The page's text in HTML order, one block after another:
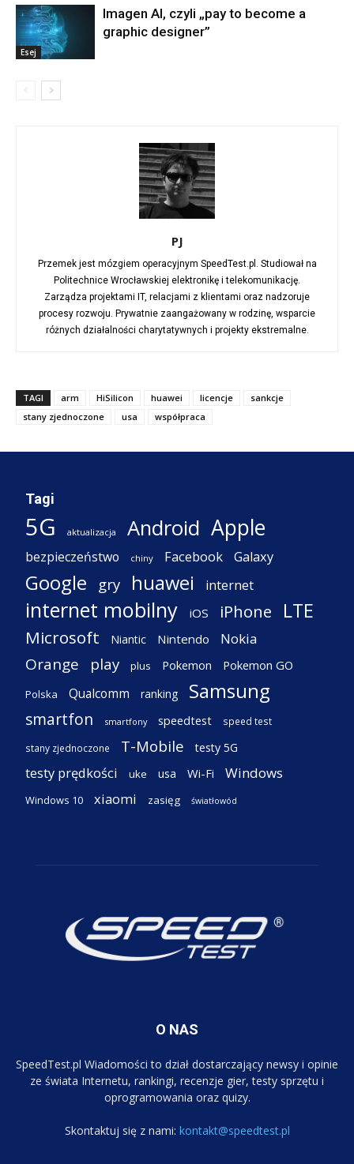
Esej
Imagen AI, czyli „pay to become a
graphic designer”
PJ
Przemek jest mózgiem operacyjnym SpeedTest.pl. Studiował na
Politechnice Wrocławskiej elektronikę i telekomunikację.
Zarządza projektami IT, relacjami z klientami oraz nadzoruje
procesy rozwoju. Prywatnie zaangażowany w rodzinę, wsparcie
różnych działalności charytatywnych i projekty ekstremalne.
TAGI arm HiSilicon huawei licencje
sankcje
stany zjednoczone
usa współpraca
Tagi
5G aktualizacja Android Apple
bezpieczeństwo chiny Facebook Galaxy
Google gry huawei internet
internet mobilny iOS iPhone LTE
Microsoft Niantic Nintendo Nokia
Orange play plus Pokemon Pokemon GO
Polska Qualcomm ranking Samsung
smartfon smartfony speedtest speed test
stany zjednoczone T-Mobile testy 5G
testy prędkości uke usa Wi-Fi Windows
Windows 10 xiaomi zasięg światłowód
O NAS
SpeedTest.pl Wiadomości to dział dostarczający newsy i opinie
ze świata Internetu, rankingi, recenzje gier, testy sprzętu i
oprogramowania oraz quizy.
Skontaktuj się z nami: kontakt@speedtest.pl